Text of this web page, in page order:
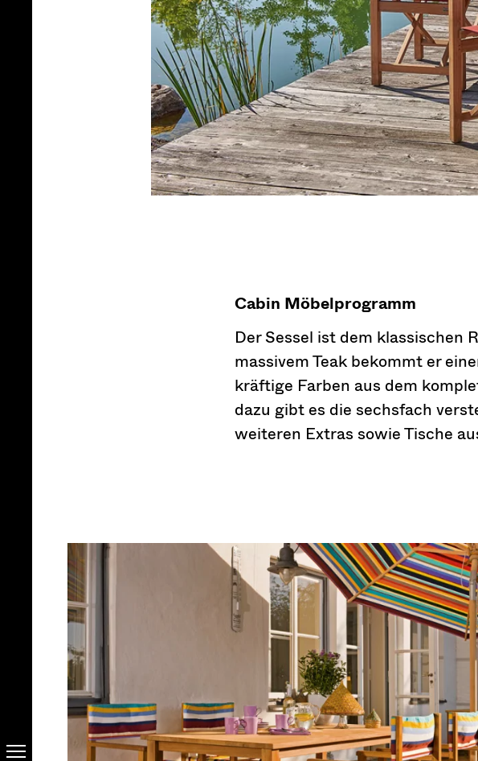
Cabin Möbelprogramm
Der Sessel ist dem klassischen
massivem Teak bekommt er
kräftige Farben aus dem
dazu gibt es die sechsfach
weiteren Extras sowie Tische